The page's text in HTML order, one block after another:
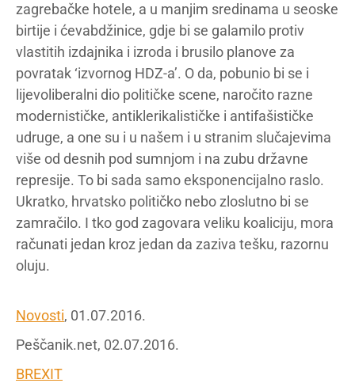
zagrebačke hotele, a u manjim sredinama u seoske
birtije i ćevabdžinice, gdje bi se galamilo protiv
vlastitih izdajnika i izroda i brusilo planove za
povratak ‘izvornog HDZ-a’. O da, pobunio bi se i
lijevoliberalni dio političke scene, naročito razne
modernističke, antiklerikalističke i antifašističke
udruge, a one su i u našem i u stranim slučajevima
više od desnih pod sumnjom i na zubu državne
represije. To bi sada samo eksponencijalno raslo.
Ukratko, hrvatsko političko nebo zloslutno bi se
zamračilo. I tko god zagovara veliku koaliciju, mora
računati jedan kroz jedan da zaziva tešku, razornu
oluju.
Novosti, 01.07.2016.
Peščanik.net, 02.07.2016.
BREXIT